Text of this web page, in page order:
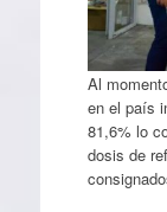
Al
en el país
81,6% lo
dosis de